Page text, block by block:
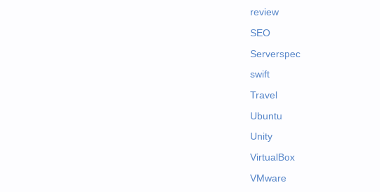
review
SEO
Serverspec
swift
Travel
Ubuntu
Unity
VirtualBox
VMware